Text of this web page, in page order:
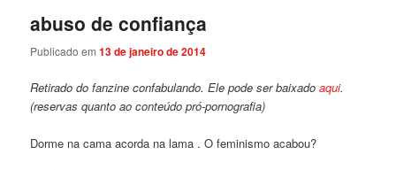
abuso de confiança
Publicado em13 de janeiro de 2014
Retirado do fanzine confabulando. Ele pode ser baixadoaqui.
(reservas quanto ao conteúdo pró-pornografia)
Dorme na cama acorda na lama . O feminismo acabou?